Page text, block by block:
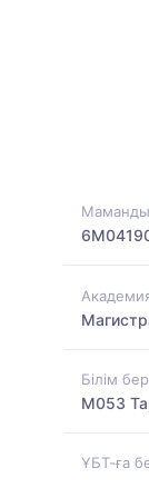
Білім
M053
ҰБТ-ға